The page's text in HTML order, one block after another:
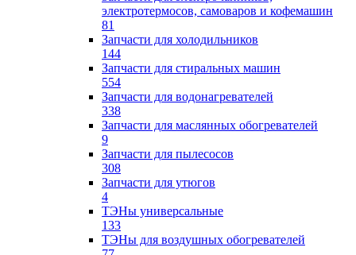
электротермосов, самоваров и кофемашин
81
Запчасти для холодильников
144
Запчасти для стиральных машин
554
Запчасти для водонагревателей
338
Запчасти для маслянных обогревателей
9
Запчасти для пылесосов
308
Запчасти для утюгов
4
ТЭНы универсальные
133
ТЭНы для воздушных обогревателей